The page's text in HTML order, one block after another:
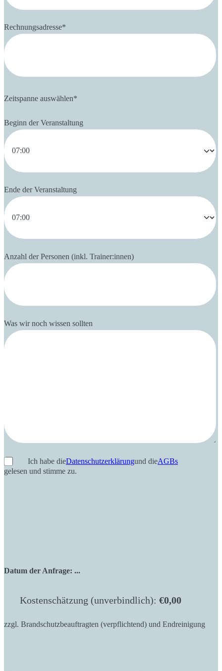
Rechnungsadresse*
Zeitspanne auswählen*
Beginn der Veranstaltung
Ende der Veranstaltung
Anzahl der Personen (inkl. Trainer:innen)
Was wir noch wissen sollten
Ich habe dieDatenschutzerklärungund dieAGBs
gelesen und stimme zu.
Datum der Anfrage: ...
Kostenschätzung (unverbindlich): €0,00
zzgl. Brandschutzbeauftragten (verpflichtend) und Endreinigung